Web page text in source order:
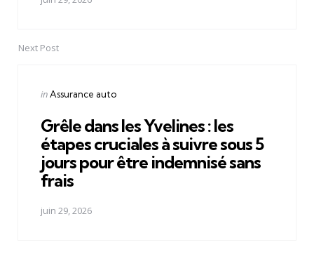
Next Post
Posted
inAssurance auto
Grêle dans les Yvelines : les
étapes cruciales à suivre sous 5
jours pour être indemnisé sans
frais
juin 29, 2026